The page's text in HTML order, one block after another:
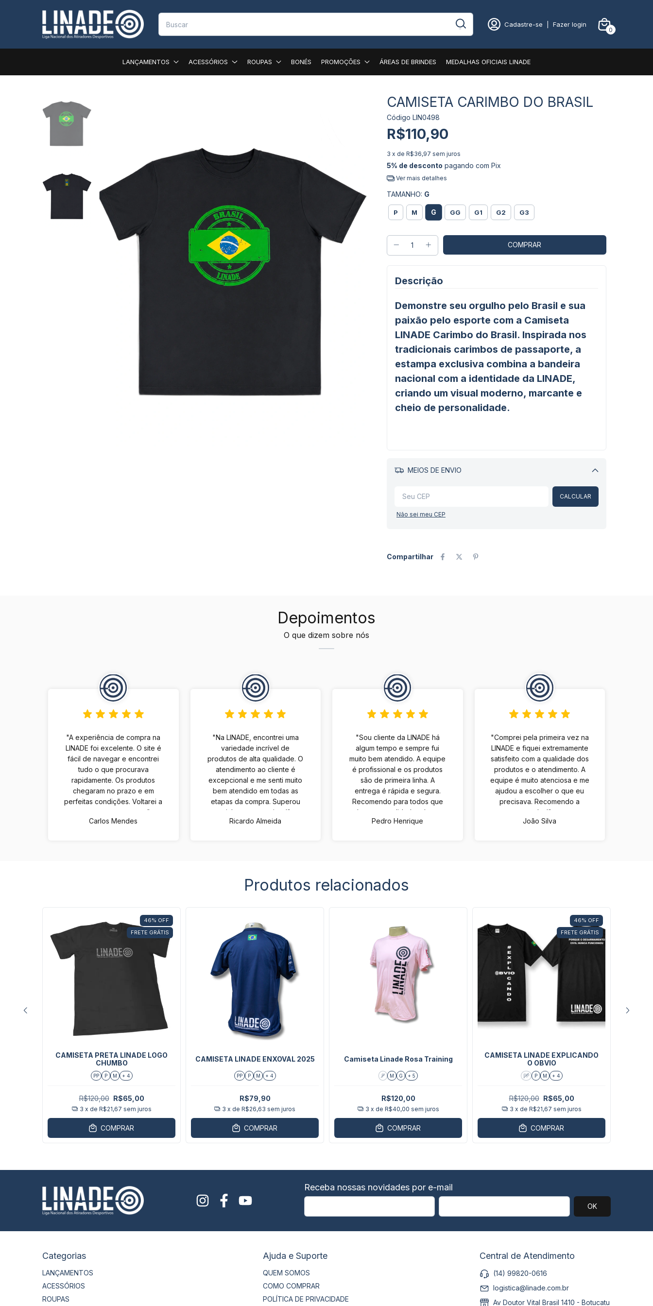
Cadastre-se Fazer login
0
LANÇAMENTOS ACESSÓRIOS ROUPAS BONÉS PROMOÇÕES ÁREAS DE BRINDES MEDALHAS OFICIAIS LINADE
CAMISETA CARIMBO DO BRASIL
Código LIN0498
R$110,90
3 x de R$36,97 sem juros
5% de desconto pagando com Pix
Ver mais detalhes
TAMANHO: G
P M G GG G1 G2 G3
Descrição
Demonstre seu orgulho pelo Brasil e sua
paixão pelo esporte com a Camiseta
LINADE Carimbo do Brasil. Inspirada nos
tradicionais carimbos de passaporte, a
estampa exclusiva combina a bandeira
nacional com a identidade da LINADE,
criando um visual moderno, marcante e
cheio de personalidade.
MEIOS DE ENVIO
Alterar CEP
CALCULAR
Não sei meu CEP
Compartilhar
Depoimentos
O que dizem sobre nós
"A experiência de compra na
LINADE foi excelente. O site é
fácil de navegar e encontrei
tudo o que procurava
rapidamente. Os produtos
chegaram no prazo e em
perfeitas condições. Voltarei a
comprar com certeza."
Carlos Mendes
"Na LINADE, encontrei uma
variedade incrível de
produtos de alta qualidade. O
atendimento ao cliente é
excepcional e me senti muito
bem atendido em todas as
etapas da compra. Superou
minhas expectativas!"
Ricardo Almeida
"Sou cliente da LINADE há
algum tempo e sempre fui
muito bem atendido. A equipe
é profissional e os produtos
são de primeira linha. A
entrega é rápida e segura.
Recomendo para todos que
buscam qualidade e bom
atendimento."
Pedro Henrique
"Comprei pela primeira vez na
LINADE e fiquei extremamente
satisfeito com a qualidade dos
produtos e o atendimento. A
equipe é muito atenciosa e me
ajudou a escolher o que eu
precisava. Recomendo a
todos!"
João Silva
Produtos relacionados
46% OFF
FRETE GRÁTIS
CAMISETA PRETA LINADE LOGO
CHUMBO
PP P M + 4
R$120,00 R$65,00
3 x de R$21,67 sem juros
COMPRAR
CAMISETA LINADE ENXOVAL 2025
PP P M + 4
R$79,90
3 x de R$26,63 sem juros
COMPRAR
Camiseta Linade Rosa Training
P M G + 5
R$120,00
3 x de R$40,00 sem juros
COMPRAR
46% OFF
FRETE GRÁTIS
CAMISETA LINADE EXPLICANDO
O OBVIO
PP P M + 4
R$120,00 R$65,00
3 x de R$21,67 sem juros
COMPRAR
Receba nossas novidades por e-mail
Categorias
LANÇAMENTOS
ACESSÓRIOS
ROUPAS
Ajuda e Suporte
QUEM SOMOS
COMO COMPRAR
POLÍTICA DE PRIVACIDADE
Central de Atendimento
(14) 99820-0616
logistica@linade.com.br
Av Doutor Vital Brasil 1410 - Botucatu